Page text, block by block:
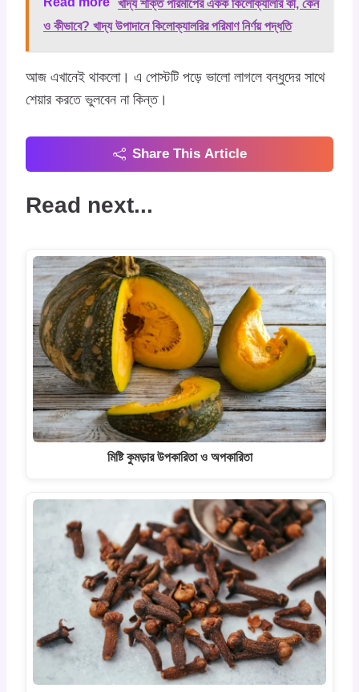
খাদ্য শক্তি পরিমাপের একক কিলোক্যালরি কী, কেন
ও কীভাবে? খাদ্য উপাদানে কিলোক্যালরির পরিমাণ নির্ণয় পদ্ধতি
আজ এখানেই থাকলো। এ পোস্টটি পড়ে ভালো লাগলে বন্ধুদের সাথে
শেয়ার করতে ভুলবেন না কিন্ত।
Share This Article
Read next...
মিষ্টি কুমড়ার উপকারিতা ও অপকারিতা